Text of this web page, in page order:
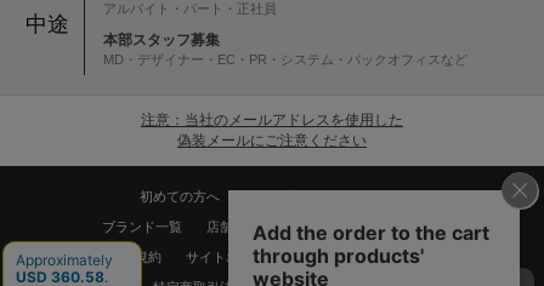
中途
アルバイト・パート・正社員
本部スタッフ募集
MD・デザイナー・EC・PR・システム・バックオフィスなど
注意：当社のメールアドレスを使用した
偽装メールにご注意ください
初めての方へ
ブランド一覧 店舗検索 企業情報 株主優待制度
利用規約 サイトポリシー プライバシーポリシー